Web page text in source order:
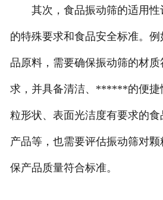
其次，食品振动筛的适用性
的特殊要求和食品安全标准。
品原料，需要确保振动筛的材
求，并具备清洁、******的便捷
粒形状、表面光洁度有要求的
产品等，也需要评估振动筛对
保产品质量符合标准。